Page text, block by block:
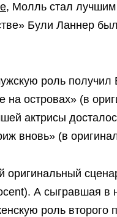
, Молль стал
Були Ланнер
роль
островах» (в
актрисы
вновь» (в
оригинальный
А сыгравшая в
роль второго